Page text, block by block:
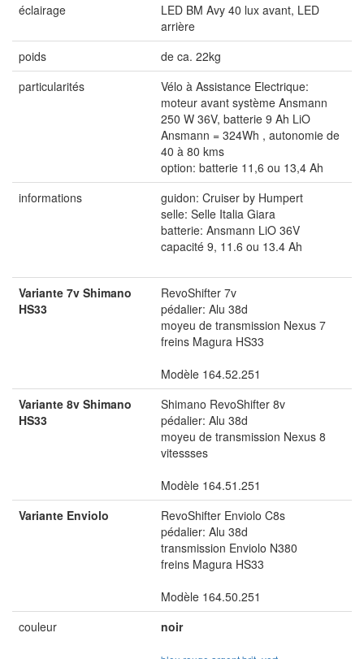
éclairage
LED BM Avy 40 lux avant, LED
arrière
poids
de ca. 22kg
particularités
Vélo à Assistance Electrique:
moteur avant système Ansmann
250 W 36V, batterie 9 Ah LiO
Ansmann = 324Wh , autonomie de
40 à 80 kms
option: batterie 11,6 ou 13,4 Ah
informations
guidon: Cruiser by Humpert
selle: Selle Italia Giara
batterie: Ansmann LiO 36V
capacité 9, 11.6 ou 13.4 Ah
Variante 7v Shimano
HS33
RevoShifter 7v
pédalier: Alu 38d
moyeu de transmission Nexus 7
freins Magura HS33
Modèle 164.52.251
Variante 8v Shimano
HS33
Shimano RevoShifter 8v
pédalier: Alu 38d
moyeu de transmission Nexus 8
vitessses
Modèle 164.51.251
Variante Enviolo
RevoShifter Enviolo C8s
pédalier: Alu 38d
transmission Enviolo N380
freins Magura HS33
Modèle 164.50.251
couleur
noir